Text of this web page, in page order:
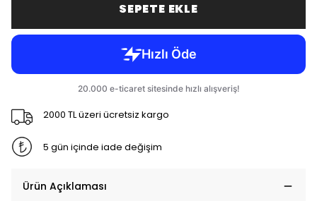
SEPETE EKLE
2000 TL üzeri ücretsiz kargo
5 gün içinde iade değişim
Ürün Açıklaması